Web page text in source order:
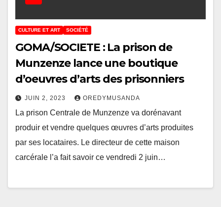
CULTURE ET ART SOCIÉTÉ
GOMA/SOCIETE : La prison de
Munzenze lance une boutique
d’oeuvres d’arts des prisonniers
JUIN 2, 2023 OREDYMUSANDA
La prison Centrale de Munzenze va dorénavant
produir et vendre quelques œuvres d’arts produites
par ses locataires. Le directeur de cette maison
carcérale l’a fait savoir ce vendredi 2 juin…